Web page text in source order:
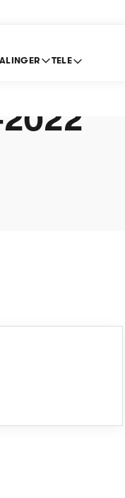
TELE